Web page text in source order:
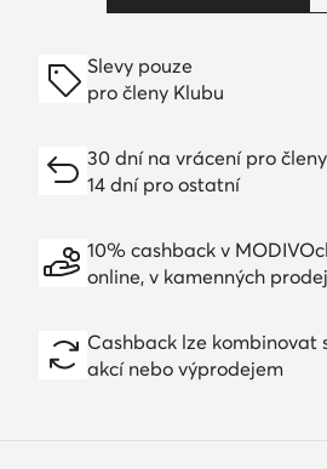
Slevy pouze
pro členy Klubu
30 dní na vrácení pro
14 dní pro ostatní
10% cashback v
online, v kamenných
Cashback lze kombinovat
akcí nebo výprodejem